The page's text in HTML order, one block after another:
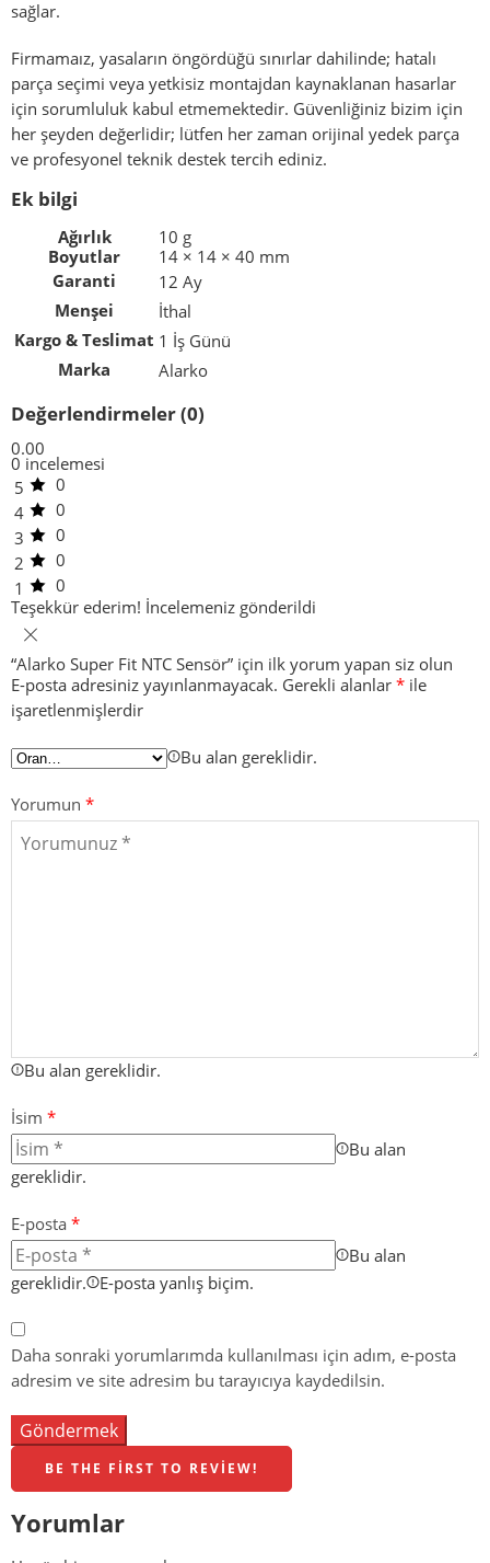
sağlar.
Firmamaız, yasaların öngördüğü sınırlar dahilinde; hatalı
parça seçimi veya yetkisiz montajdan kaynaklanan hasarlar
için sorumluluk kabul etmemektedir. Güvenliğiniz bizim için
her şeyden değerlidir; lütfen her zaman orijinal yedek parça
ve profesyonel teknik destek tercih ediniz.
Ek bilgi
Ağırlık
10 g
Boyutlar
14 × 14 × 40 mm
Garanti
12 Ay
Menşei
İthal
Kargo & Teslimat 1 İş Günü
Marka
Alarko
Değerlendirmeler (0)
0.00
0 incelemesi
5
0
4
0
3
0
2
0
1
0
Teşekkür ederim! İncelemeniz gönderildi
“Alarko Super Fit NTC Sensör” için ilk yorum yapan siz olun
E-posta adresiniz yayınlanmayacak. Gerekli alanlar * ile
işaretlenmişlerdir
Bu alan gereklidir.
Yorumun *
Bu alan gereklidir.
İsim *
Bu alan
gereklidir.
E-posta *
Bu alan
gereklidir.
E-posta yanlış biçim.
Daha sonraki yorumlarımda kullanılması için adım, e-posta
adresim ve site adresim bu tarayıcıya kaydedilsin.
BE THE FIRST TO REVIEW!
Yorumlar